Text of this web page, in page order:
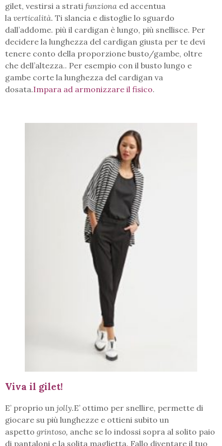
gilet, vestirsi a strati funziona ed accentua
la verticalità. Ti slancia e distoglie lo sguardo
dall’addome. più il cardigan è lungo, più snellisce. Per
decidere la lunghezza del cardigan giusta per te devi
tenere conto della proporzione busto/gambe, oltre
che dell’altezza.. Per esempio con il busto lungo e
gambe corte la lunghezza del cardigan va
dosata.Impara ad armonizzare il fisico.
Viva il gilet!
E’ proprio un jolly.E’ ottimo per snellire, permette di
giocare su più lunghezze e ottieni subito un
aspetto grintoso, anche se lo indossi sopra al solito paio
di pantaloni e la solita maglietta. Fallo diventare il tuo